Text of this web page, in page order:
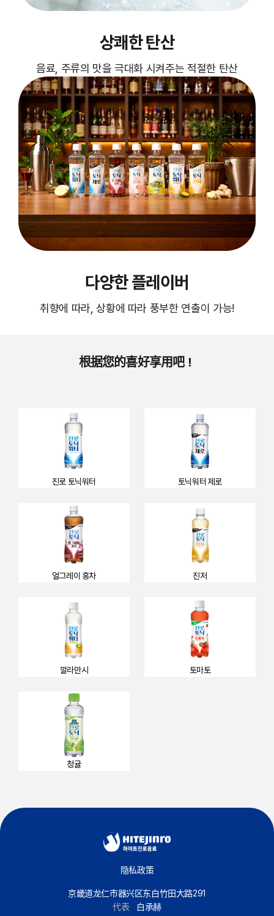
상쾌한 탄산
음료, 주류의 맛을 극대화 시켜주는 적절한 탄산
다양한 플레이버
취향에 따라, 상황에 따라 풍부한 연출이 가능!
根据您的喜好享用吧！
진로 토닉워터 토닉워터 제로
얼그레이 홍차 진저
깔라만시 토마토
청귤
隐私政策
京畿道龙仁市器兴区东白竹田大路291
代表
白承赫